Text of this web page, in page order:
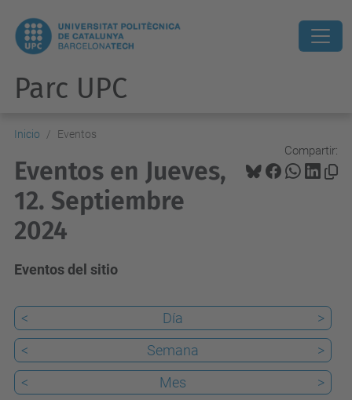
Parc UPC
Inicio Eventos
Compartir:
Eventos en Jueves,
12. Septiembre
2024
Eventos del sitio
< Día
>
<
Semana
>
<
Mes >